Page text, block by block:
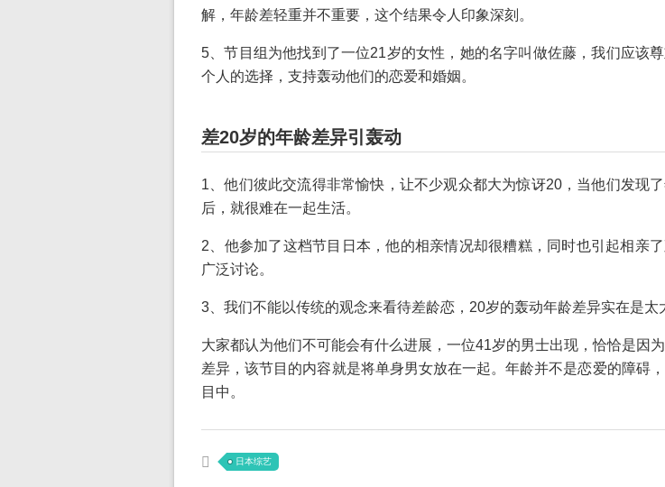
解，年龄差轻重并不重要，这个结果令人印象深刻。
5、节目组为他找到了一位21岁的女性，她的名字叫做佐藤，我们应该
个人的选择，支持轰动他们的恋爱和婚姻。
差20岁的年龄差异引轰动
1、他们彼此交流得非常愉快，让不少观众都大为惊讶20，当他们发现
后，就很难在一起生活。
2、他参加了这档节目日本，他的相亲情况却很糟糕，同时也引起相亲
广泛讨论。
3、我们不能以传统的观念来看待差龄恋，20岁的轰动年龄差异实在是太
大家都认为他们不可能会有什么进展，一位41岁的男士出现，恰恰是因
差异，该节目的内容就是将单身男女放在一起。年龄并不是恋爱的障碍
目中。
日本综艺